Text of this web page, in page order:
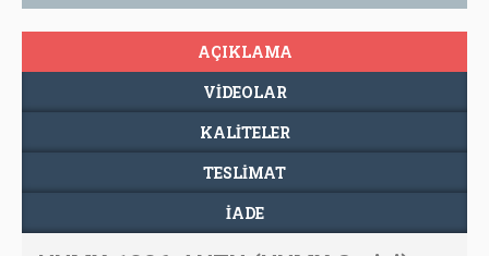
AÇIKLAMA
VIDEOLAR
KALİTELER
TESLIMAT
İADE